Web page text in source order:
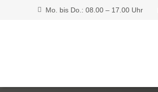
Mo. bis Do.: 08.00 – 17.00 Uhr